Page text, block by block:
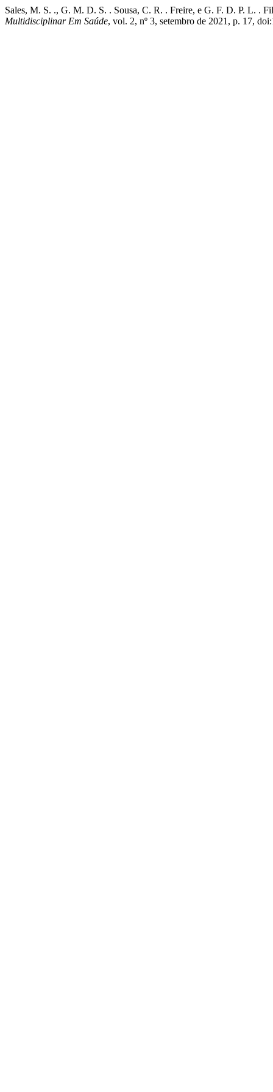
Sales, M. S. ., G. M. D. S. . Sousa, C. R. . Freire, e G. F. D. P.
Multidisciplinar Em Saúde, vol. 2, nº 3, setembro de 2021, p. 17,